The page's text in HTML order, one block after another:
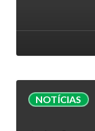
nutrição
animal
NOTÍCIAS
Guerra